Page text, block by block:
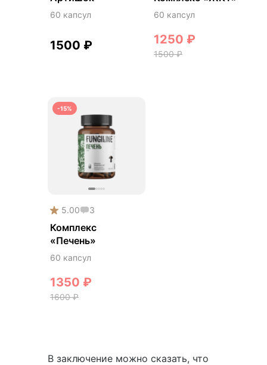
60 капсул
1500 ₽
60 капсул
1250 ₽
1500₽
-15%
5.00 3
Комплекс
«Печень»
60 капсул
1350 ₽
1600₽
В заключение можно сказать, что